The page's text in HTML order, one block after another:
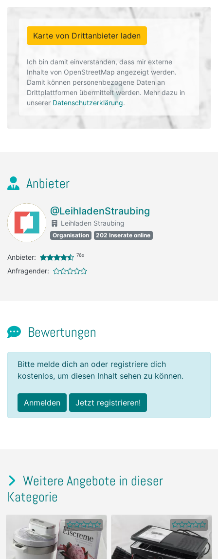
Karte von Drittanbieter laden
Ich bin damit einverstanden, dass mir externe
Inhalte von OpenStreetMap angezeigt werden.
Damit können personenbezogene Daten an
Drittplattformen übermittelt werden. Mehr dazu in
unserer Datenschutzerklärung.
Anbieter
@LeihladenStraubing
Leihladen Straubing
Organisation 202 Inserate online
Anbieter: 76x
Anfragender:
Bewertungen
Bitte melde dich an oder registriere dich
kostenlos, um diesen Inhalt sehen zu können.
Anmelden Jetzt registrieren!
Weitere Angebote in dieser
Kategorie